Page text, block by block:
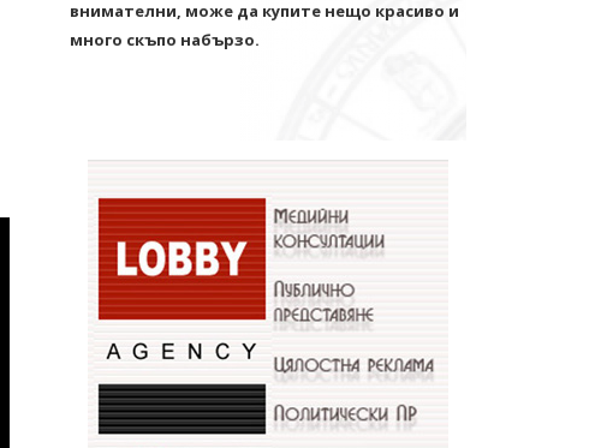
внимателни, може да купите нещо красиво и
много скъпо набързо.